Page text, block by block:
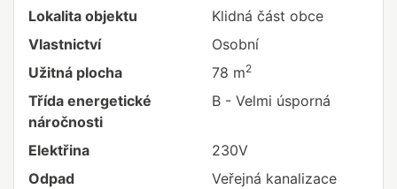
Lokalita objektu
Klidná část obce
Vlastnictví
Osobní
Užitná plocha
78 m2
Třída energetické
náročnosti
B - Velmi úsporná
Elektřina
230V
Odpad
Veřejná kanalizace